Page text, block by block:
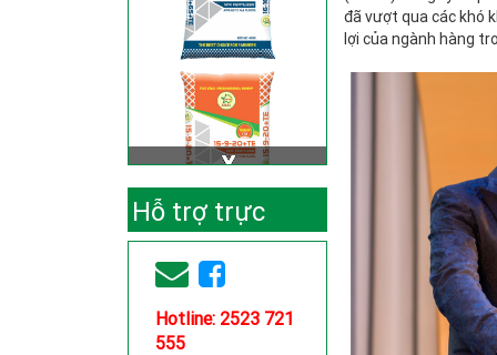
Hỗ trợ trực
tuyến
Hotline: 2523 721
555
đã vượt qua các khó
lợi của ngành hàng